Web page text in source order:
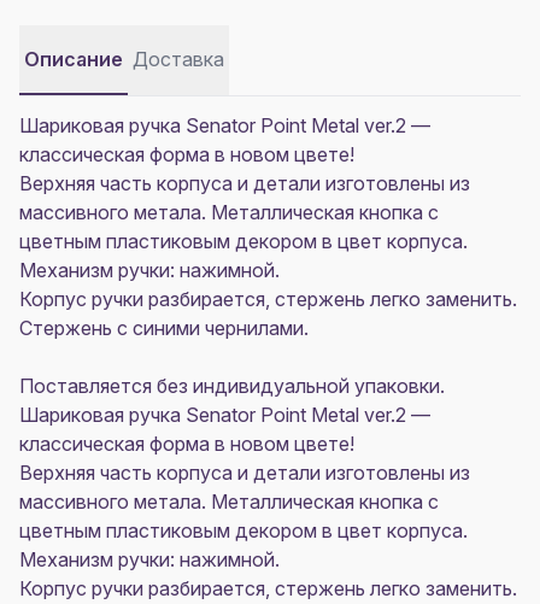
Описание Доставка
Шариковая ручка Senator Point Metal ver.2 —
классическая форма в новом цвете!
Верхняя часть корпуса и детали изготовлены из
массивного метала. Металлическая кнопка с
цветным пластиковым декором в цвет корпуса.
Механизм ручки: нажимной.
Корпус ручки разбирается, стержень легко заменить.
Стержень с синими чернилами.
Поставляется без индивидуальной упаковки.
Шариковая ручка Senator Point Metal ver.2 —
классическая форма в новом цвете!
Верхняя часть корпуса и детали изготовлены из
массивного метала. Металлическая кнопка с
цветным пластиковым декором в цвет корпуса.
Механизм ручки: нажимной.
Корпус ручки разбирается, стержень легко заменить.